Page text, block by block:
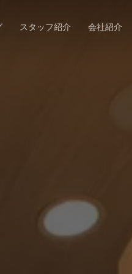
スタッフ紹介 会社紹介